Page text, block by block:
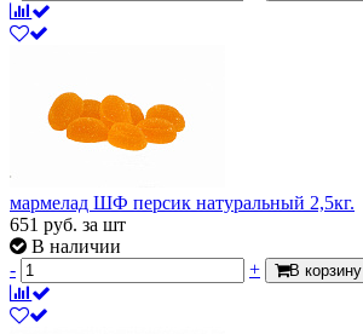
мармелад ШФ персик натуральный 2,5кг.
651 руб. за шт
В наличии
-
+ В корзину